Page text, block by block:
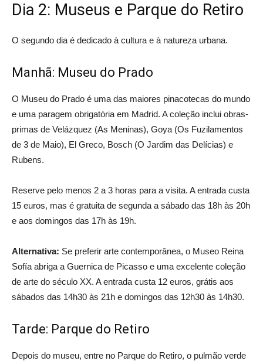
Dia 2: Museus e Parque do Retiro
O segundo dia é dedicado à cultura e à natureza urbana.
Manhã: Museu do Prado
O Museu do Prado é uma das maiores pinacotecas do mundo
e uma paragem obrigatória em Madrid. A coleção inclui obras-
primas de Velázquez (As Meninas), Goya (Os Fuzilamentos
de 3 de Maio), El Greco, Bosch (O Jardim das Delícias) e
Rubens.
Reserve pelo menos 2 a 3 horas para a visita. A entrada custa
15 euros, mas é gratuita de segunda a sábado das 18h às 20h
e aos domingos das 17h às 19h.
Alternativa: Se preferir arte contemporânea, o Museo Reina
Sofía abriga a Guernica de Picasso e uma excelente coleção
de arte do século XX. A entrada custa 12 euros, grátis aos
sábados das 14h30 às 21h e domingos das 12h30 às 14h30.
Tarde: Parque do Retiro
Depois do museu, entre no Parque do Retiro, o pulmão verde